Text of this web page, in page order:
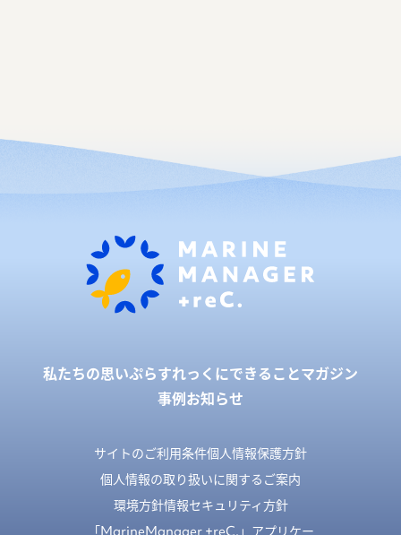
私たちの思いぷらすれっくにできることマガジン
事例お知らせ
サイトのご利用条件個人情報保護方針
個人情報の取り扱いに関するご案内
環境方針情報セキュリティ方針
「MarineManager +reC.」アプリケー